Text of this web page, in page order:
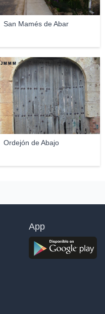
San Mamés de Abar
Ordejón de Abajo
J M M M
App